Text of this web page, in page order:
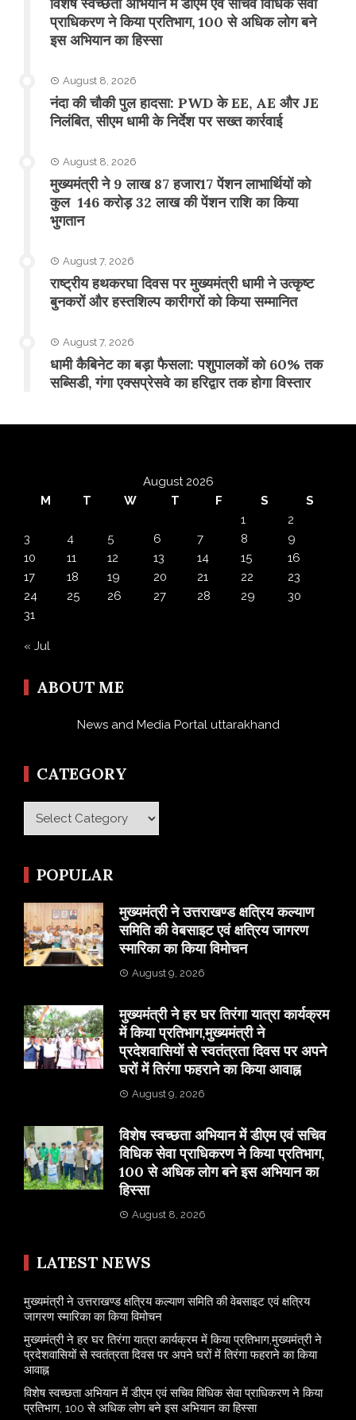
प्राधिकरण ने किया प्रतिभाग, 100 से अधिक लोग बने
इस अभियान का हिस्सा
August 8, 2026
नंदा की चौकी पुल हादसा: PWD के EE, AE और JE
निलंबित, सीएम धामी के निर्देश पर सख्त कार्रवाई
August 8, 2026
मुख्यमंत्री ने 9 लाख 87 हजार17 पेंशन लाभार्थियों को
कुल 146 करोड़ 32 लाख की पेंशन राशि का किया
भुगतान
August 7, 2026
राष्ट्रीय हथकरघा दिवस पर मुख्यमंत्री धामी ने उत्कृष्ट
बुनकरों और हस्तशिल्प कारीगरों को किया सम्मानित
August 7, 2026
​धामी कैबिनेट का बड़ा फैसला: पशुपालकों को 60% तक
सब्सिडी, गंगा एक्सप्रेसवे का हरिद्वार तक होगा विस्तार
August 2026
M
T W T F S
S
1
2
3
4 5 6 7 8
9
10
11 12 13 14 15
16
17
18 19 20 21 22
23
24
25 26 27 28 29
30
31
« Jul
ABOUT ME
News and Media Portal uttarakhand
CATEGORY
Category
POPULAR
मुख्यमंत्री ने उत्तराखण्ड क्षत्रिय कल्याण
समिति की वेबसाइट एवं क्षत्रिय जागरण
स्मारिका का किया विमोचन
August 9, 2026
मुख्यमंत्री ने हर घर तिरंगा यात्रा कार्यक्रम
में किया प्रतिभाग,मुख्यमंत्री ने
प्रदेशवासियों से स्वतंत्रता दिवस पर अपने
घरों में तिरंगा फहराने का किया आवाह्न
August 9, 2026
विशेष स्वच्छता अभियान में डीएम एवं सचिव
विधिक सेवा प्राधिकरण ने किया प्रतिभाग,
100 से अधिक लोग बने इस अभियान का
हिस्सा
August 8, 2026
LATEST NEWS
मुख्यमंत्री ने उत्तराखण्ड क्षत्रिय कल्याण समिति की वेबसाइट एवं क्षत्रिय
जागरण स्मारिका का किया विमोचन
मुख्यमंत्री ने हर घर तिरंगा यात्रा कार्यक्रम में किया प्रतिभाग,मुख्यमंत्री ने
प्रदेशवासियों से स्वतंत्रता दिवस पर अपने घरों में तिरंगा फहराने का किया
आवाह्न
विशेष स्वच्छता अभियान में डीएम एवं सचिव विधिक सेवा प्राधिकरण ने किया
प्रतिभाग, 100 से अधिक लोग बने इस अभियान का हिस्सा